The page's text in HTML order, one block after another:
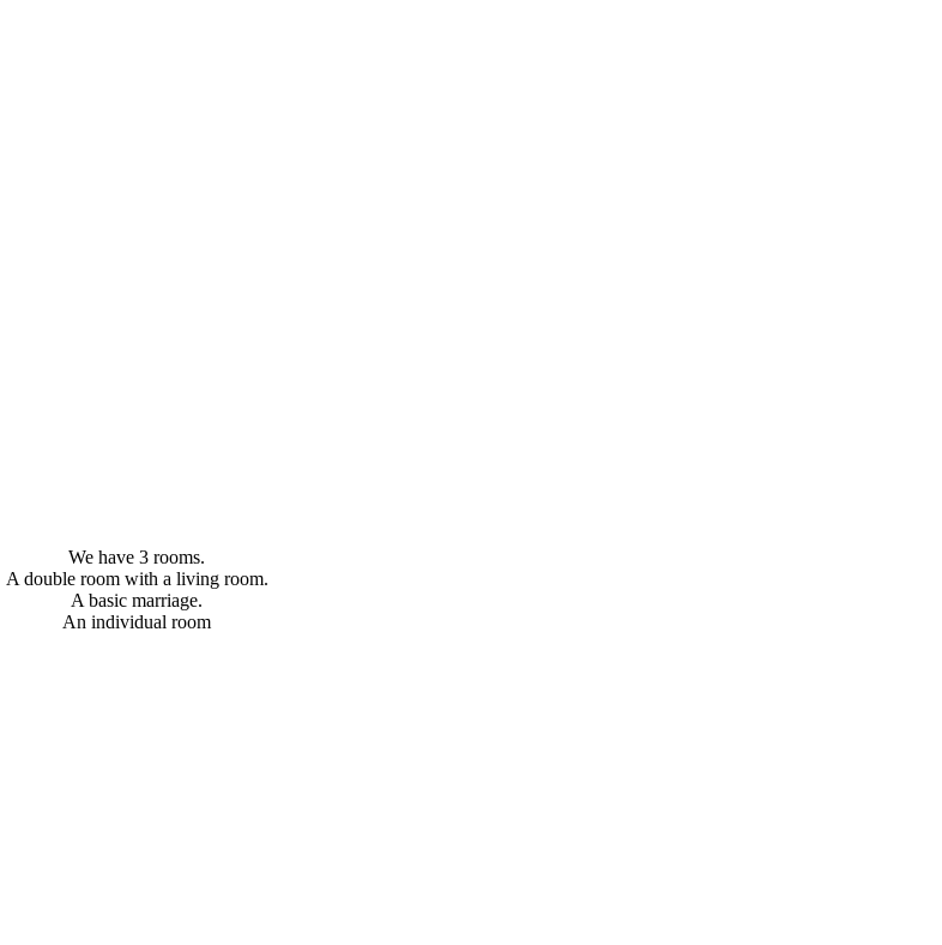
We have 3 rooms.
A double room with a living room.
A basic marriage.
An individual room